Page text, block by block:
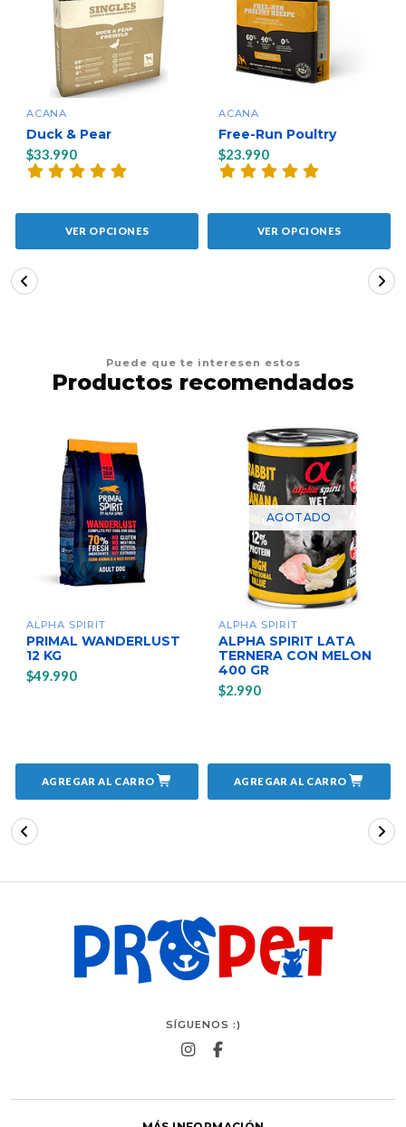
ACANA
Duck & Pear
$33.990
VER OPCIONES
ACANA
Free-Run Poultry
$23.990
VER OPCIONES
Puede que te interesen estos
Productos recomendados
ALPHA SPIRIT
PRIMAL WANDERLUST
12 KG
$49.990
AGREGAR AL CARRO
AGOTADO
ALPHA SPIRIT
ALPHA SPIRIT LATA
TERNERA CON MELON
400 GR
$2.990
AGREGAR AL CARRO
SÍGUENOS :)